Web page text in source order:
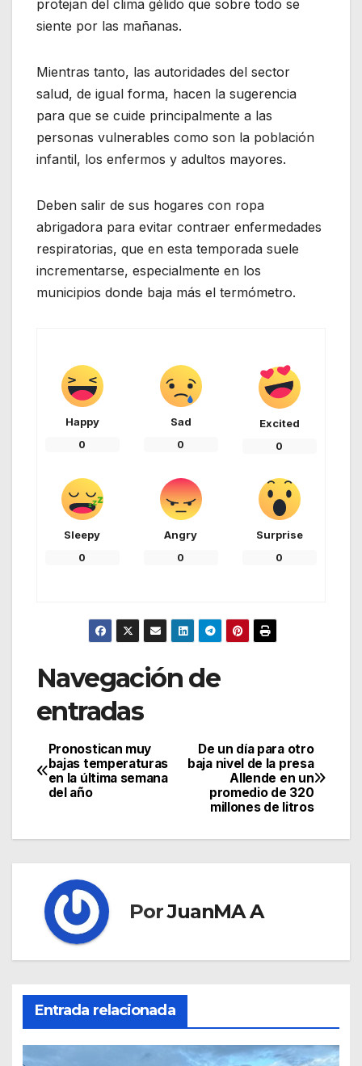
protejan del clima gélido que sobre todo se
siente por las mañanas.
Mientras tanto, las autoridades del sector
salud, de igual forma, hacen la sugerencia
para que se cuide principalmente a las
personas vulnerables como son la población
infantil, los enfermos y adultos mayores.
Deben salir de sus hogares con ropa
abrigadora para evitar contraer enfermedades
respiratorias, que en esta temporada suele
incrementarse, especialmente en los
municipios donde baja más el termómetro.
Happy
0
Sad
0
Excited
0
Sleepy
0
Angry
0
Surprise
0
Navegación de
entradas
De un día para otro
baja nivel de la presa
Allende en un
promedio de 320
millones de litros
Pronostican muy
bajas temperaturas
en la última semana
del año
PorJuanMA A
Entrada relacionada